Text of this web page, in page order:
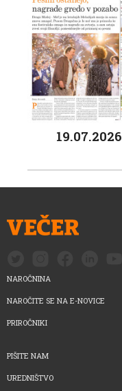
19.07.2026
NAROČNINA
NAROČITE SE NA E-NOVICE
PRIROČNIKI
PIŠITE NAM
UREDNIŠTVO